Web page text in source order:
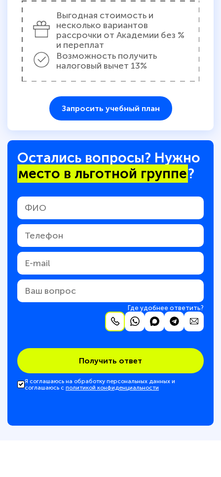
Выгодная стоимость и
несколько вариантов
рассрочки от Академии без %
и переплат
Возможность получить
налоговый вычет 13%
Запросить учебный план
Остались вопросы? Нужно
место в льготной группе?
Где удобнее ответить?
Получить ответ
Я соглашаюсь на обработку персональных данных и
соглашаюсь с политикой конфиденциальности